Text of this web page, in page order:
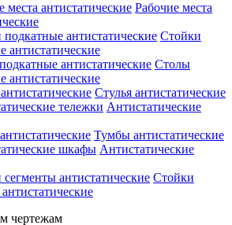
Рабочие места
Стойки
антистатические
Столы
антистатические
Стулья антистатические
Антистатические
Тумбы антистатические
Антистатические
Стойки